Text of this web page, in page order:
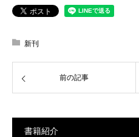
新刊
前の記事
書籍紹介